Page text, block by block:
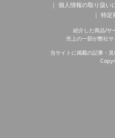
個人情報の取り扱い
特定
紹介した商品/サ
売上の一部が弊社サ
当サイトに掲載の記事・